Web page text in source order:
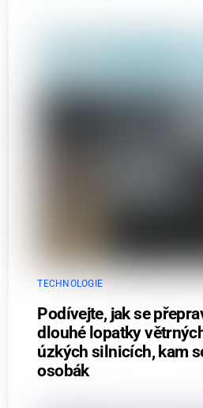
TECHNOLOGIE
Podívejte, jak se
dlouhé lopatky
úzkých silnicích, kam
osobák